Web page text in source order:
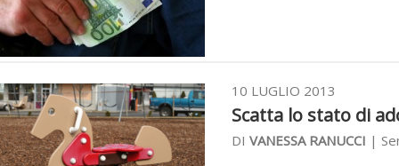
10 LUGLIO 2013
Scatta lo stato di
DI VANESSA RANUCCI |